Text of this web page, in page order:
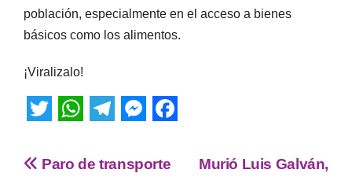
población, especialmente en el acceso a bienes
básicos como los alimentos.
¡Viralizalo!
w h
e
e
a
Murió Luis Galván,
Paro de transporte